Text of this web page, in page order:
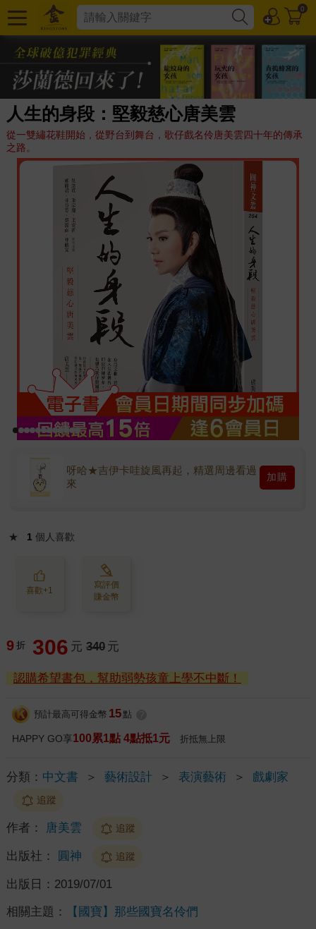
0
人生的身段：堅毅慈心唐美雲
從一雙繡花鞋開始，從野台到舞台，歌仔戲名伶唐美雲四十年的傳承
之路。
呀哈★吉伊卡哇旋風再起，精選周邊看過
來
加購
★ 1 個人喜歡
喜歡+1
寫評價
賺金幣
9 折 306 元 340 元
認購希望書包，幫助弱勢孩童上學不中斷！
預計最高可得金幣 15 點
HAPPY GO享100累1點 4點抵1元 折抵無上限
分類： 中文書 ＞ 藝術設計 ＞ 表演藝術 ＞ 戲劇家
追蹤
作者： 唐美雲 追蹤
出版社： 圓神 追蹤
出版日： 2019/07/01
相關主題： 【國寶】那些國寶名伶們